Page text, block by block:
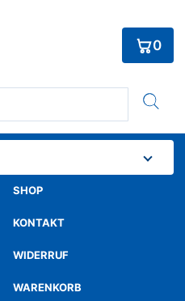
0
SHOP
KONTAKT
WIDERRUF
WARENKORB